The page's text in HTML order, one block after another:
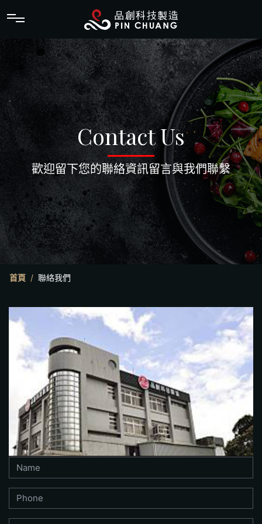
品創科技製造股
Contact Us
歡迎留下您的聯絡資訊留言與我們聯繫
首頁 聯絡我們
Name
Phone